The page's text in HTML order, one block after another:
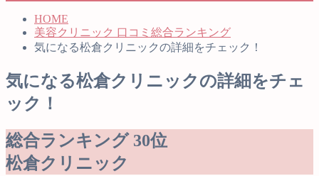
HOME
美容クリニック 口コミ総合ランキング
気になる松倉クリニックの詳細をチェック！
気になる松倉クリニックの詳細をチェ
ック！
総合ランキング 30位
松倉クリニック